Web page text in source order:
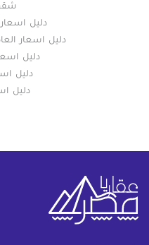
شقق
دليل اسعار
دليل اسعار
دليل
دليل
دليل